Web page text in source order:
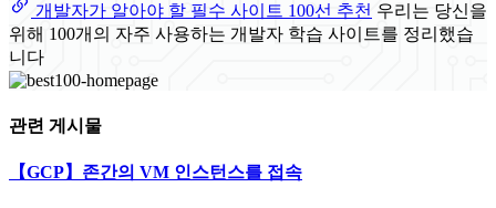
개발자가 알아야 할 필수 사이트 100선 추천 우리는 당신을
위해 100개의 자주 사용하는 개발자 학습 사이트를 정리했습
니다
관련 게시물
【GCP】존간의 VM 인스턴스를 접속